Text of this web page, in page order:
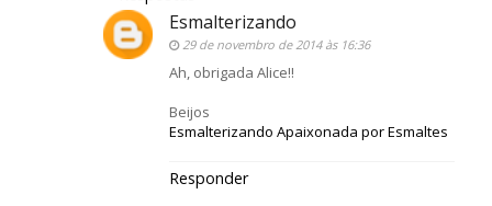
Esmalterizando
29 de novembro de 2014 às 16:36
Ah, obrigada Alice!!
Beijos
Esmalterizando Apaixonada por Esmaltes
Responder